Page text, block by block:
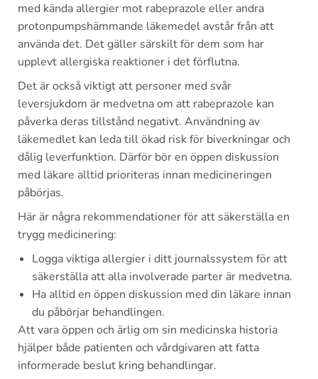
med kända allergier mot rabeprazole eller andra
protonpumpshämmande läkemedel avstår från att
använda det. Det gäller särskilt för dem som har
upplevt allergiska reaktioner i det förflutna.
Det är också viktigt att personer med svår
leversjukdom är medvetna om att rabeprazole kan
påverka deras tillstånd negativt. Användning av
läkemedlet kan leda till ökad risk för biverkningar och
dålig leverfunktion. Därför bör en öppen diskussion
med läkare alltid prioriteras innan medicineringen
påbörjas.
Här är några rekommendationer för att säkerställa en
trygg medicinering:
Logga viktiga allergier i ditt journalssystem för att
säkerställa att alla involverade parter är medvetna.
Ha alltid en öppen diskussion med din läkare innan
du påbörjar behandlingen.
Att vara öppen och ärlig om sin medicinska historia
hjälper både patienten och vårdgivaren att fatta
informerade beslut kring behandlingar.